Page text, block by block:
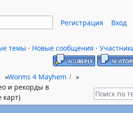
Регистрация Вход
темы · Новые сообщения ·
»Worms 4 Mayhem
»
и рекорды в
карт)